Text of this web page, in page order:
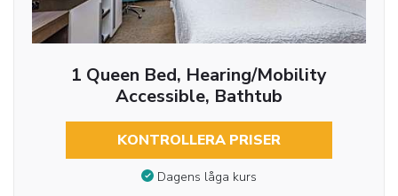
1 Queen Bed, Hearing/Mobility
Accessible, Bathtub
KONTROLLERA PRISER
Dagens låga kurs